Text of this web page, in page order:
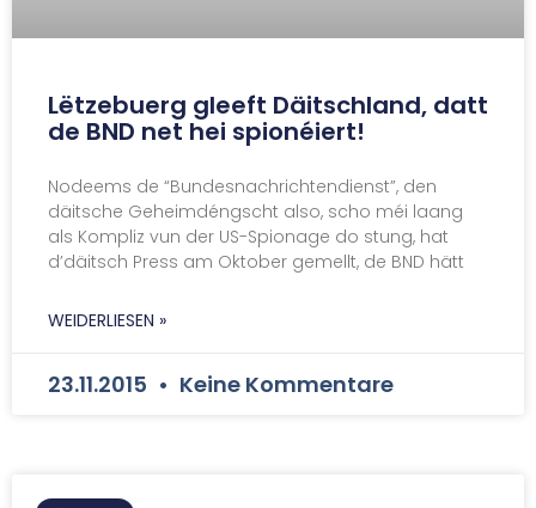
Lëtzebuerg gleeft Däitschland, datt
de BND net hei spionéiert!
Nodeems de “Bundesnachrichtendienst”, den
däitsche Geheimdéngscht also, scho méi laang
als Kompliz vun der US-Spionage do stung, hat
d’däitsch Press am Oktober gemellt, de BND hätt
WEIDERLIESEN »
23.11.2015 Keine Kommentare